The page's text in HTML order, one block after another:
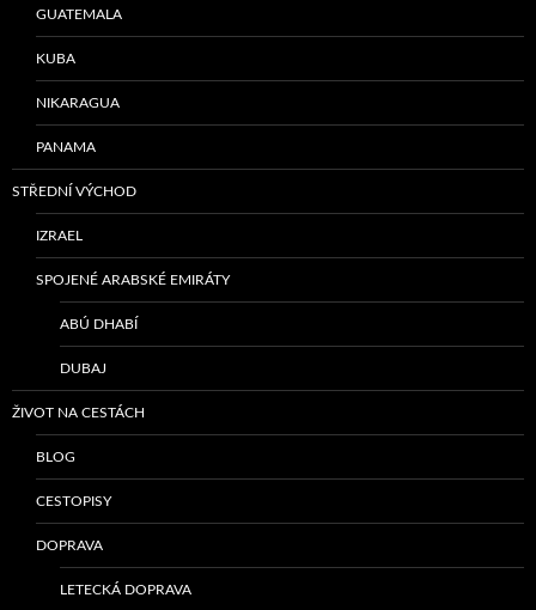
GUATEMALA
KUBA
NIKARAGUA
PANAMA
STŘEDNÍ VÝCHOD
IZRAEL
SPOJENÉ ARABSKÉ EMIRÁTY
ABÚ DHABÍ
DUBAJ
ŽIVOT NA CESTÁCH
BLOG
CESTOPISY
DOPRAVA
LETECKÁ DOPRAVA